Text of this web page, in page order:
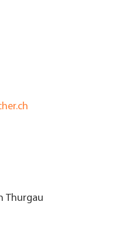
Thurgau